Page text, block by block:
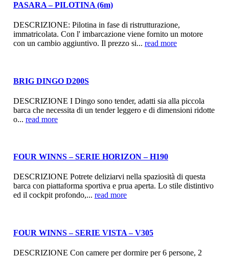
PASARA – PILOTINA (6m)
DESCRIZIONE: Pilotina in fase di ristrutturazione,
immatricolata. Con l' imbarcazione viene fornito un motore
con un cambio aggiuntivo. Il prezzo si... read more
BRIG DINGO D200S
DESCRIZIONE I Dingo sono tender, adatti sia alla piccola
barca che necessita di un tender leggero e di dimensioni ridotte
o... read more
FOUR WINNS – SERIE HORIZON – H190
DESCRIZIONE Potrete deliziarvi nella spaziosità di questa
barca con piattaforma sportiva e prua aperta. Lo stile distintivo
ed il cockpit profondo,... read more
FOUR WINNS – SERIE VISTA – V305
DESCRIZIONE Con camere per dormire per 6 persone, 2